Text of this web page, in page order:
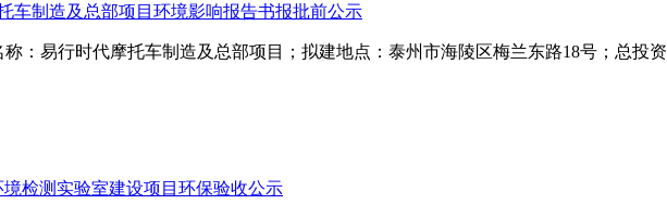
车制造及总部项目环境影响报告书报批前公示
：易行时代摩托车制造及总部项目；拟建地点：泰州市海陵区梅兰东路18号；总投
检测实验室建设项目环保验收公示